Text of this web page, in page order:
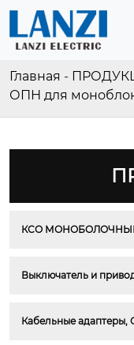
Главная -
ОПН для
КСО МОНОБОЛОЧНЫЕ
Выключатель и
Кабельные